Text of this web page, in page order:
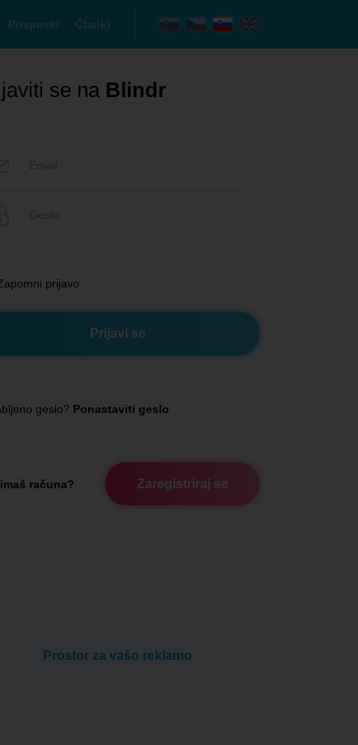
Prispevki Članki
se na Blindr
prijavo
geslo? Ponastaviti geslo
računa? Zaregistriraj se
Prostor za vašo reklamo